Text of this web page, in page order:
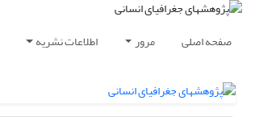
صفحه اصلی مرور اطلاعات نشریه